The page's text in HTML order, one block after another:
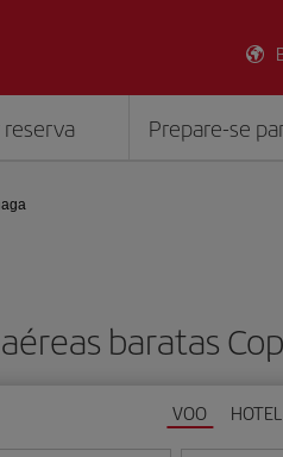
Prepare-se
baratas
VOO HOTEL